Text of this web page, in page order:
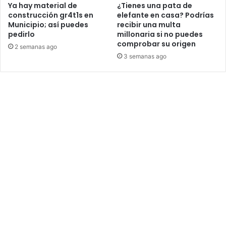
Ya hay material de
construcción gr4t1s en
Municipio; así puedes
pedirlo
2 semanas ago
¿Tienes una pata de
elefante en casa? Podrías
recibir una multa
millonaria si no puedes
comprobar su origen
3 semanas ago